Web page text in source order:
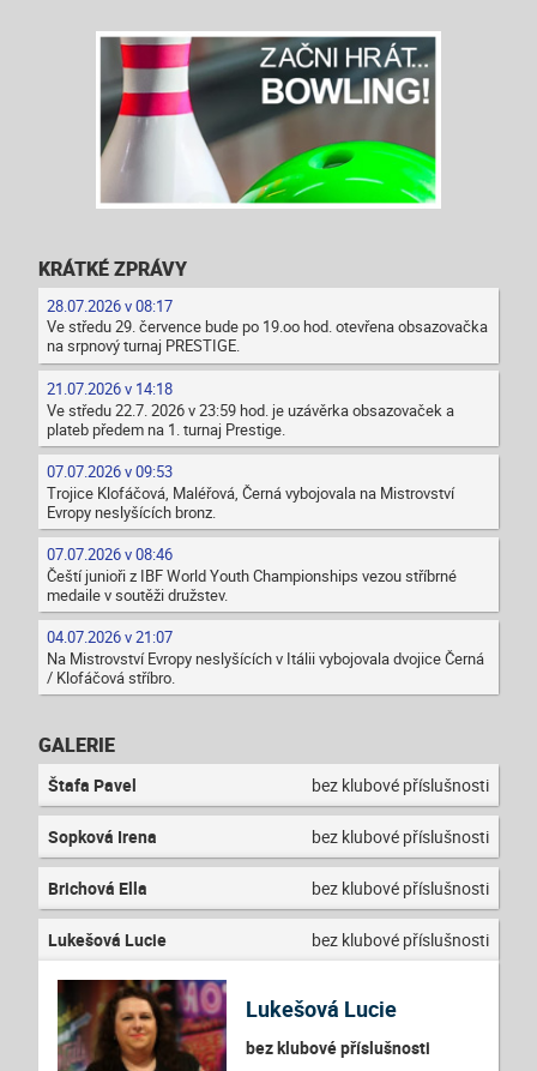
KRÁTKÉ ZPRÁVY
28.07.2026 v 08:17
Ve středu 29. července bude po 19.oo hod. otevřena obsazovačka
na srpnový turnaj PRESTIGE.
21.07.2026 v 14:18
Ve středu 22.7. 2026 v 23:59 hod. je uzávěrka obsazovaček a
plateb předem na 1. turnaj Prestige.
07.07.2026 v 09:53
Trojice Klofáčová, Maléřová, Černá vybojovala na Mistrovství
Evropy neslyšících bronz.
07.07.2026 v 08:46
Čeští junioři z IBF World Youth Championships vezou stříbrné
medaile v soutěži družstev.
04.07.2026 v 21:07
Na Mistrovství Evropy neslyšících v Itálii vybojovala dvojice Černá
/ Klofáčová stříbro.
GALERIE
Štafa Pavel bez klubové příslušnosti
Sopková Irena bez klubové příslušnosti
Brichová Ella bez klubové příslušnosti
Lukešová Lucie bez klubové příslušnosti
Lukešová Lucie
bez klubové příslušnosti